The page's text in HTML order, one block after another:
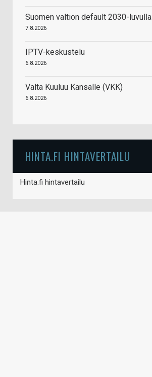
Suomen valtion default 2030-luvulla
7.8.2026
IPTV-keskustelu
6.8.2026
Valta Kuuluu Kansalle (VKK)
6.8.2026
HINTA.FI HINTAVERTAILU
Hinta.fi hintavertailu